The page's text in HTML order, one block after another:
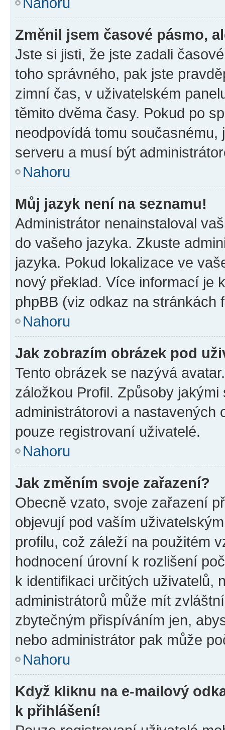
Změnil jsem časové pásmo,
Jste si jisti, že jste zadali
toho správného, pak jste
zimní čas, v uživatelském
těmito dvěma časy. Pokud po
neodpovídá tomu
serveru a musí být
Nahoru
Můj jazyk není na seznamu!
Administrátor nenainstaloval
do vašeho jazyka. Zkuste
jazyka. Pokud lokalizace ve
nový překlad. Více informací je
phpBB (viz odkaz na stránkách
Nahoru
Jak zobrazím obrázek pod
Tento obrázek se nazývá
záložkou Profil. Způsoby
administrátorovi a nastavených
pouze registrovaní uživatelé.
Nahoru
Jak změním svoje zařazení?
Obecně vzato, svoje zařazení
objevují pod vaším
profilu, což záleží na použitém
hodnocení úrovní k rozlišení
k identifikaci určitých uživatelů,
administrátorů může mít
zbytečným přispíváním jen,
nebo administrátor pak může
Nahoru
Když kliknu na e-mailový
k přihlášení!